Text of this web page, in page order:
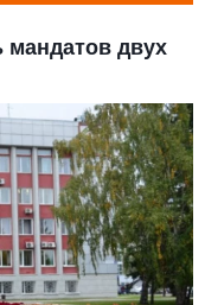
мандатов двух